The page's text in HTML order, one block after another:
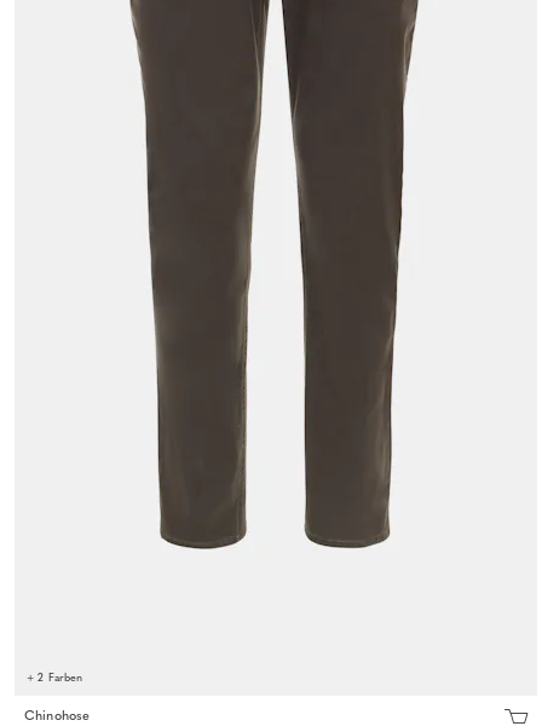
+ 2 Farben
Chinohose